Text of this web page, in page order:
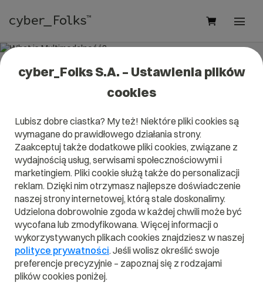
What is Multimodalność?
It will help you better understand what exactly it is
Multimodalnośćand what is the meaning to you in
everyday use.
A B C D E F G H
I
J
K L M N O P Q
S
T U V W X Y Z
cyber_Folks S.A. – Ustawienia plików
cookies
Lubisz dobre ciastka? My też! Niektóre pliki cookies są
wymagane do prawidłowego działania strony.
Zaakceptuj także dodatkowe pliki cookies, związane z
wydajnością usług, serwisami społecznościowymi i
marketingiem. Pliki cookie służą także do personalizacji
reklam. Dzięki nim otrzymasz najlepsze doświadczenie
naszej strony internetowej, którą stale doskonalimy.
Udzielona dobrowolnie zgoda w każdej chwili może być
wycofana lub zmodyfikowana. Więcej informacji o
wykorzystywanych plikach cookies znajdziesz w naszej
polityce prywatności. Jeśli wolisz określić swoje
preferencje precyzyjnie – zapoznaj się z rodzajami
plików cookies poniżej.